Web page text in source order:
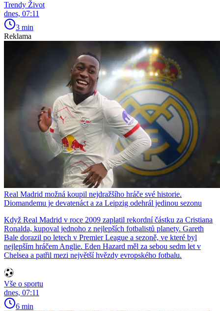
Trendy Život
dnes, 07:11
3 min
Reklama
Real Madrid možná koupil nejdražšího hráče své historie.
Diomandemu je devatenáct a za Leipzig odehrál jedinou sezonu
Když Real Madrid v roce 2009 zaplatil rekordní částku za Cristiana
Ronalda, kupoval jednoho z nejlepších fotbalistů planety. Gareth
Bale dorazil po letech v Premier League a sezoně, ve které byl
nejlepším hráčem Anglie. Eden Hazard měl za sebou sedm let v
Chelsea a patřil mezi největší hvězdy evropského fotbalu.
Vše o sportu
dnes, 07:11
6 min